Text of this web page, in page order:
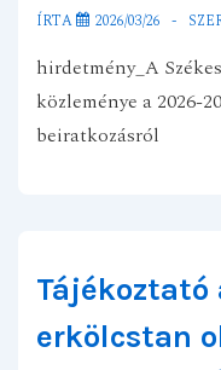
ÍRTA 2026/03/26
hirdetmény_A
közleménye a 2026-
erkölcstan